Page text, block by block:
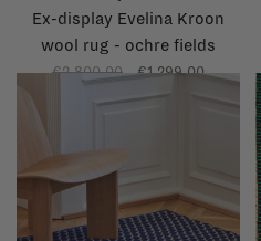
Ex-display Evelina Kroon
wool rug - ochre fields
€2.800,00 €1.299,00